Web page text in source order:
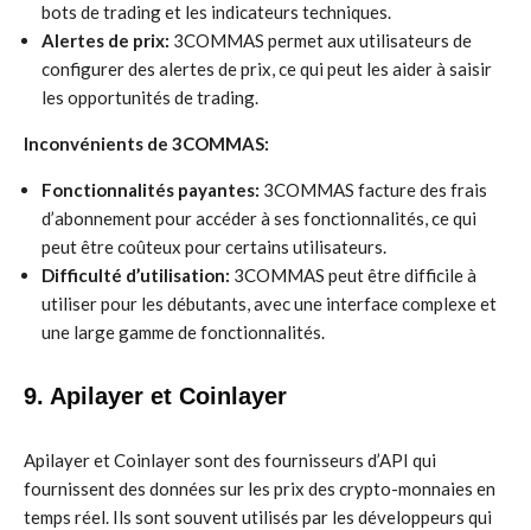
bots de trading et les indicateurs techniques.
Alertes de prix: 3COMMAS permet aux utilisateurs de
configurer des alertes de prix, ce qui peut les aider à saisir
les opportunités de trading.
Inconvénients de 3COMMAS:
Fonctionnalités payantes: 3COMMAS facture des frais
d’abonnement pour accéder à ses fonctionnalités, ce qui
peut être coûteux pour certains utilisateurs.
Difficulté d’utilisation: 3COMMAS peut être difficile à
utiliser pour les débutants, avec une interface complexe et
une large gamme de fonctionnalités.
9. Apilayer et Coinlayer
Apilayer et Coinlayer sont des fournisseurs d’API qui
fournissent des données sur les prix des crypto-monnaies en
temps réel. Ils sont souvent utilisés par les développeurs qui